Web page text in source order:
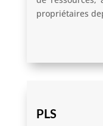
propriétaires
PLS